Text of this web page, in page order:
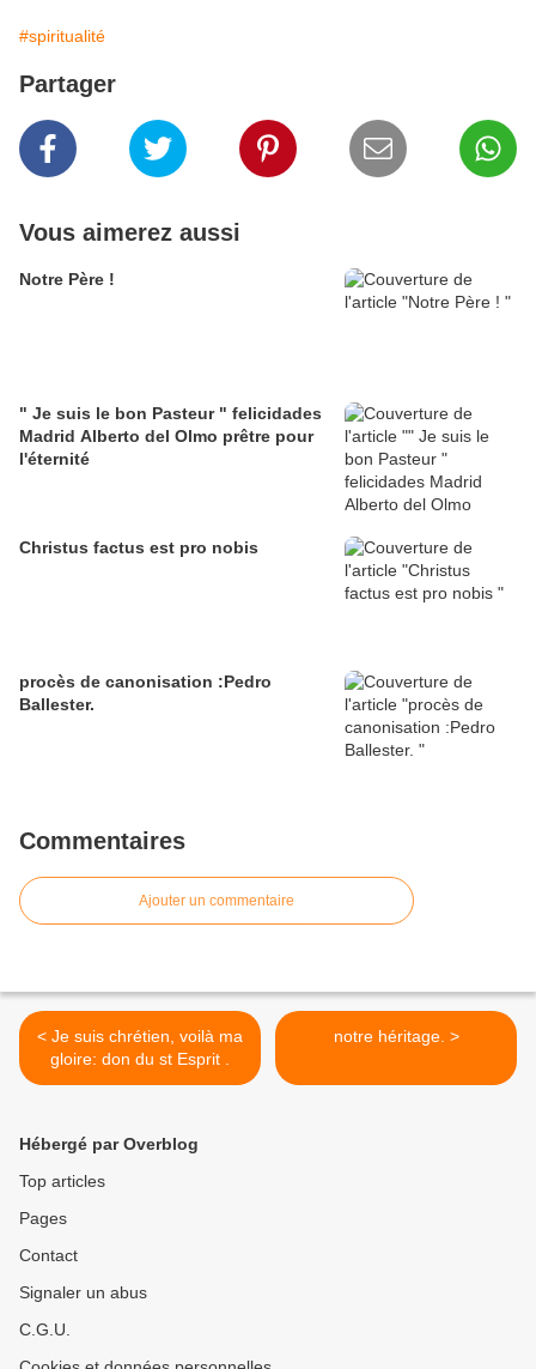
#spiritualité
Partager
Vous aimerez aussi
Notre Père !
" Je suis le bon Pasteur " felicidades
Madrid Alberto del Olmo prêtre pour
l'éternité
Christus factus est pro nobis
procès de canonisation :Pedro
Ballester.
Commentaires
Ajouter un commentaire
< Je suis chrétien, voilà ma
gloire: don du st Esprit .
notre héritage. >
Hébergé par Overblog
Top articles
Pages
Contact
Signaler un abus
C.G.U.